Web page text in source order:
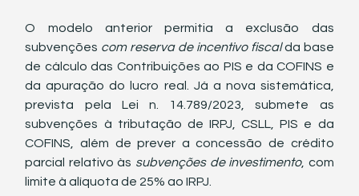
O modelo anterior permitia a exclusão das
subvenções com reserva de incentivo fiscal da base
de cálculo das Contribuições ao PIS e da COFINS e
da apuração do lucro real. Já a nova sistemática,
prevista pela Lei n. 14.789/2023, submete as
subvenções à tributação de IRPJ, CSLL, PIS e da
COFINS, além de prever a concessão de crédito
parcial relativo às subvenções de investimento, com
limite à alíquota de 25% ao IRPJ.